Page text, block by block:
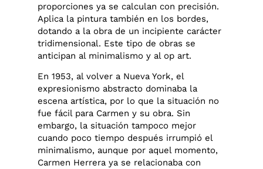
proporciones ya se calculan con precisión.
Aplica la pintura también en los bordes,
dotando a la obra de un incipiente carácter
tridimensional. Este tipo de obras se
anticipan al minimalismo y al op art.
En 1953, al volver a Nueva York, el
expresionismo abstracto dominaba la
escena artística, por lo que la situación no
fue fácil para Carmen y su obra. Sin
embargo, la situación tampoco mejor
cuando poco tiempo después irrumpió el
minimalismo, aunque por aquel momento,
Carmen Herrera ya se relacionaba con